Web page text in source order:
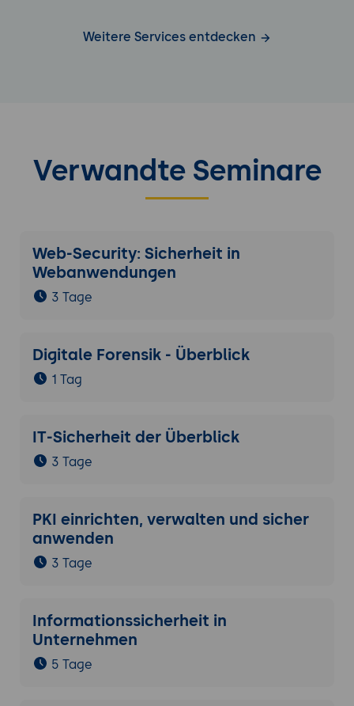
Weitere Services entdecken
Verwandte Seminare
Web-Security: Sicherheit in
Webanwendungen
3 Tage
Digitale Forensik - Überblick
1 Tag
IT-Sicherheit der Überblick
3 Tage
PKI einrichten, verwalten und sicher
anwenden
3 Tage
Informationssicherheit in
Unternehmen
5 Tage